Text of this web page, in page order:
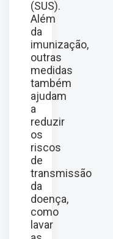
(SUS).
Além
da
imunização,
outras
medidas
também
ajudam
a
reduzir
os
riscos
de
transmissão
da
doença,
como
lavar